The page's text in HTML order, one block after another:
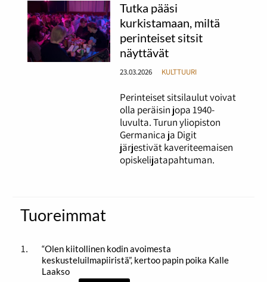
Tutka pääsi
kurkistamaan, miltä
perinteiset sitsit
näyttävät
23.03.2026 KULTTUURI
Perinteiset sitsilaulut voivat
olla peräisin jopa 1940-
luvulta. Turun yliopiston
Germanica ja Digit
järjestivät kaveriteemaisen
opiskelijatapahtuman.
Tuoreimmat
“Olen kiitollinen kodin avoimesta
keskusteluilmapiiristä”, kertoo papin poika Kalle
Laakso